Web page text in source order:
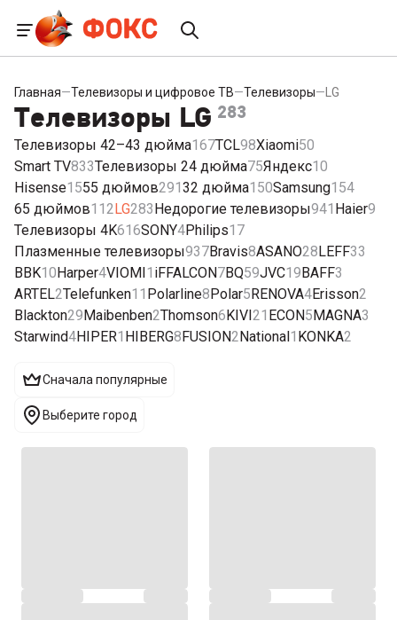
Главная—Телевизоры и цифровое ТВ—Телевизоры— LG
Телевизоры LG 283
Телевизоры 42–43 дюйма167TCL98Xiaomi50
Smart TV833Телевизоры 24 дюйма75Яндекс10
Hisense1555 дюймов29132 дюйма150Samsung154
65 дюймов112LG283Недорогие телевизоры941 Haier9
Телевизоры 4K616SONY4Philips17
Плазменные телевизоры937Bravis8ASANO28LEFF33
BBK10Harper4VIOMI1 iFFALCON7BQ59JVC19BAFF3
ARTEL2Telefunken11 Polarline8Polar5RENOVA4Erisson2
Blackton29Maibenben2Thomson6KIVI21 ECON5MAGNA3
Starwind4HIPER1 HIBERG8FUSION2National1 KONKA2
Сначала популярные
Выберите город